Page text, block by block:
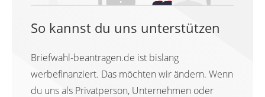
So kannst du uns unterstützen
Briefwahl-beantragen.de ist bislang
werbefinanziert. Das möchten wir ändern. Wenn
du uns als Privatperson, Unternehmen oder